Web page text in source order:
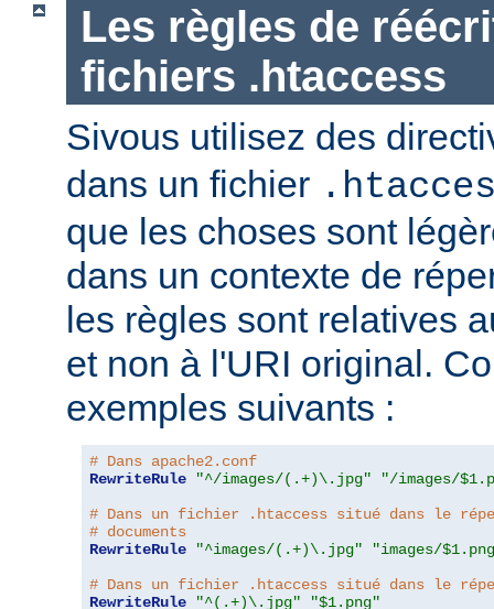
Les règles de
fichiers .htaccess
Sivous utilisez des
dans un fichier
que les choses sont
dans un contexte de
les règles sont relatives
et non à l'URI original.
exemples suivants :
# Dans apache2.conf
RewriteRule
"^/images/(.+)\.jpg"
"/images/
# Dans un fichier .htaccess situé dans le
# documents
RewriteRule
"^images/(.+)\.jpg"
"images/
# Dans un fichier .htaccess situé dans le
RewriteRule
"^(.+)\.jpg" "$1.png"